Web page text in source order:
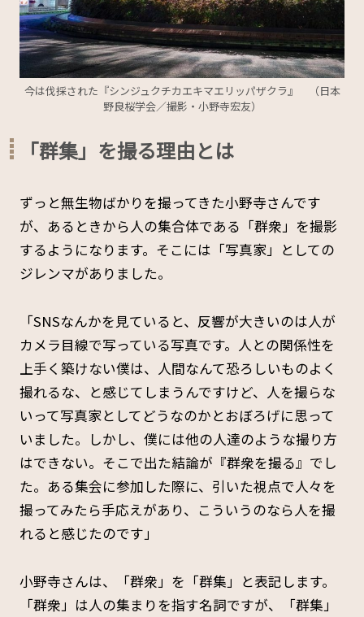
今は伐採された『シンジュクチカエキマエリッパザクラ』 （日本
野良桜学会／撮影・小野寺宏友）
「群集」を撮る理由とは
ずっと無生物ばかりを撮ってきた小野寺さんです
が、あるときから人の集合体である「群衆」を撮影
するようになります。そこには「写真家」としての
ジレンマがありました。
「SNSなんかを見ていると、反響が大きいのは人が
カメラ目線で写っている写真です。人との関係性を
上手く築けない僕は、人間なんて恐ろしいものよく
撮れるな、と感じてしまうんですけど、人を撮らな
いって写真家としてどうなのかとおぼろげに思って
いました。しかし、僕には他の人達のような撮り方
はできない。そこで出た結論が『群衆を撮る』でし
た。ある集会に参加した際に、引いた視点で人々を
撮ってみたら手応えがあり、こういうのなら人を撮
れると感じたのです」
小野寺さんは、「群衆」を「群集」と表記します。
「群衆」は人の集まりを指す名詞ですが、「群集」